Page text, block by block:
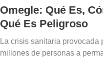
Omegle: Qué Es,
Qué Es Peligroso
La crisis sanitaria
millones de personas a